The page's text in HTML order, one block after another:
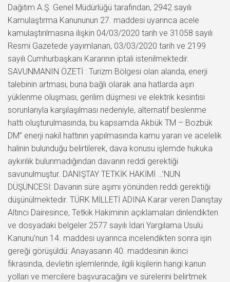
Dağıtım A.Ş. Genel Müdürlüğü tarafından, 2942 sayılı
Kamulaştırma Kanununun 27. maddesi uyarınca acele
kamulaştırılmasına ilişkin 04/03/2020 tarih ve 31058 sayılı
Resmi Gazetede yayımlanan, 03/03/2020 tarih ve 2199
sayılı Cumhurbaşkanı Kararının iptali istenilmektedir.
SAVUNMANIN ÖZETİ : Turizm Bölgesi olan alanda, enerji
talebinin artması, buna bağlı olarak ana hatlarda aşırı
yüklenme oluşması, gerilim düşmesi ve elektrik kesintisi
sorunlarıyla karşılaşılması nedeniyle, alternatif beslenme
hattı oluşturulmasında, bu kapsamda Akbük TM – Bozbük
DM” enerji nakil hattının yapılmasında kamu yararı ve acelelik
halinin bulunduğu belirtilerek, dava konusu işlemde hukuka
aykırılık bulunmadığından davanın reddi gerektiği
savunulmuştur. DANIŞTAY TETKİK HAKİMİ …’NUN
DÜŞÜNCESİ: Davanın süre aşımı yönünden reddi gerektiği
düşünülmektedir. TÜRK MİLLETİ ADINA Karar veren Danıştay
Altıncı Dairesince, Tetkik Hakiminin açıklamaları dinlendikten
ve dosyadaki belgeler 2577 sayılı İdari Yargılama Usulü
Kanunu’nun 14. maddesi uyarınca incelendikten sonra işin
gereği görüşüldü: Anayasanın 40. maddesinin ikinci
fıkrasında, devletin işlemlerinde, ilgili kişilerin hangi kanun
yolları ve mercilere başvuracağını ve sürelerini belirtmek